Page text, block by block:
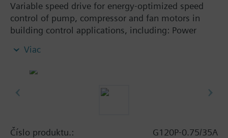
Variable speed drive for energy-optimized speed
control of pump, compressor and fan motors in
building control applications, including: Power
screening plate without panel.
Additional info
When using a BOP-2 or Blanking Cover the depth
Viac
Číslo produktu.:
G120P-0.75/35A